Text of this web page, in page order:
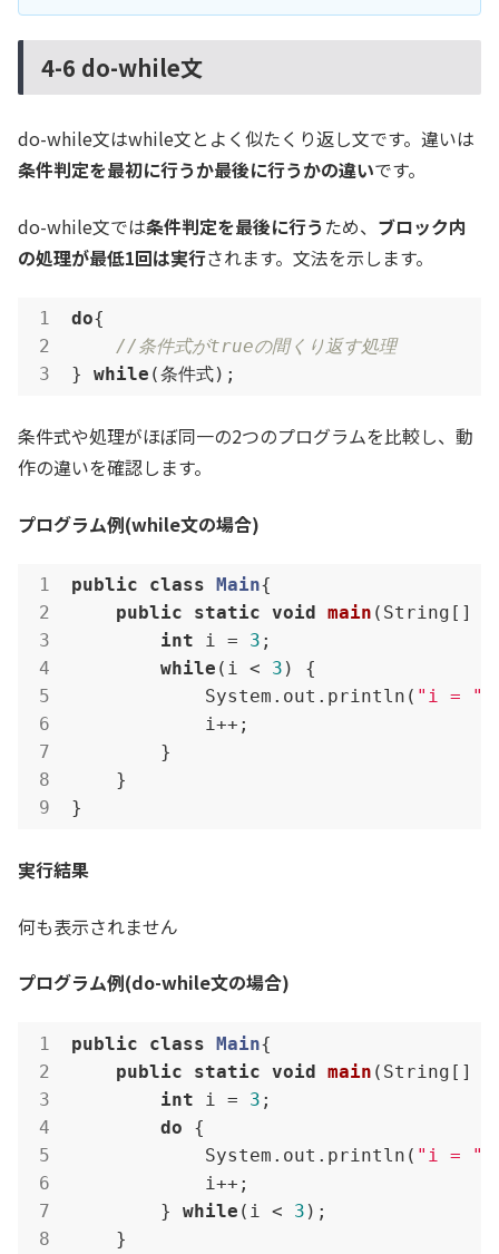
4-6 do-while文
do-while文はwhile文とよく似たくり返し文です。違いは
条件判定を最初に行うか最後に行うかの違いです。
do-while文では条件判定を最後に行う ため、 ブロック内
の処理が最低1回は実行されます。文法を示します。
do{
//条件式がtrueの間くり返す処理
} while (条件式);
条件式や処理がほぼ同一の2つのプログラムを比較し、動
作の違いを確認します。
プログラム例(while文の場合)
public class Main{
public
static void main (String[]
int i = 3 ;
while (i < 3 ) {
            System.out.println(
"i = "
            i++;
        }
    }
}
実行結果
何も表示されません
プログラム例(do-while文の場合)
public class Main{
public
static void main (String[]
int i = 3 ;
do {
            System.out.println(
"i = "
            i++;
        }
while (i < 3 );
    }